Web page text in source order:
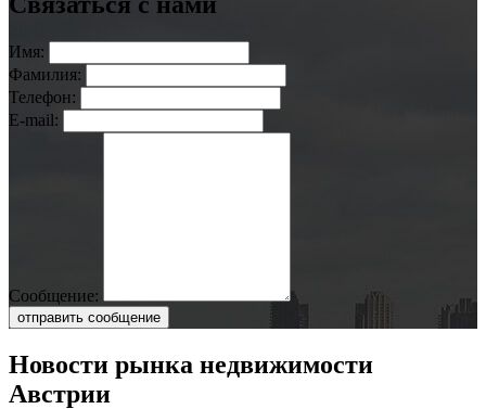
Имя:
Фамилия:
Телефон:
E-mail:
Сообщение:
отправить сообщение
Новости рынка недвижимости
Австрии